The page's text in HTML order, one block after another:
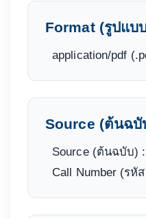
Format (รูปแบ
application/pdf
Source (ต้นฉบั
Source (ต้นฉบับ) :
Call Number (รหั